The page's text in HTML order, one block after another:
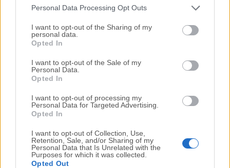
Personal Data Processing Opt Outs
I want to opt-out of the Sharing of my
personal data.
Opted In
I want to opt-out of the Sale of my
Personal Data.
Opted In
I want to opt-out of processing my
Personal Data for Targeted Advertising.
Opted In
I want to opt-out of Collection, Use,
Retention, Sale, and/or Sharing of my
Personal Data that Is Unrelated with the
Purposes for which it was collected.
Opted Out
Descargar OmniFocus 4.0.2